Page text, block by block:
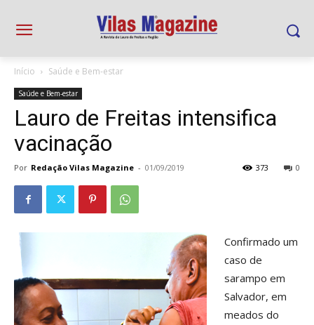
Início Saúde e Bem-estar
Saúde e Bem-estar
Lauro de Freitas intensifica
vacinação
Por Redação Vilas Magazine - 01/09/2019 0
373
Confirmado um
caso de
sarampo em
Salvador, em
meados do